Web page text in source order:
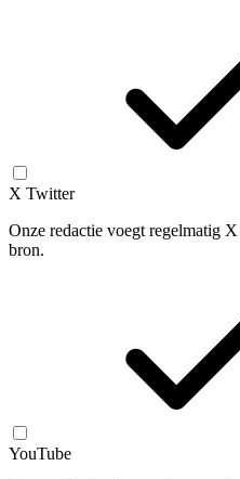
X Twitter
Onze redactie voegt regelmatig
bron.
YouTube